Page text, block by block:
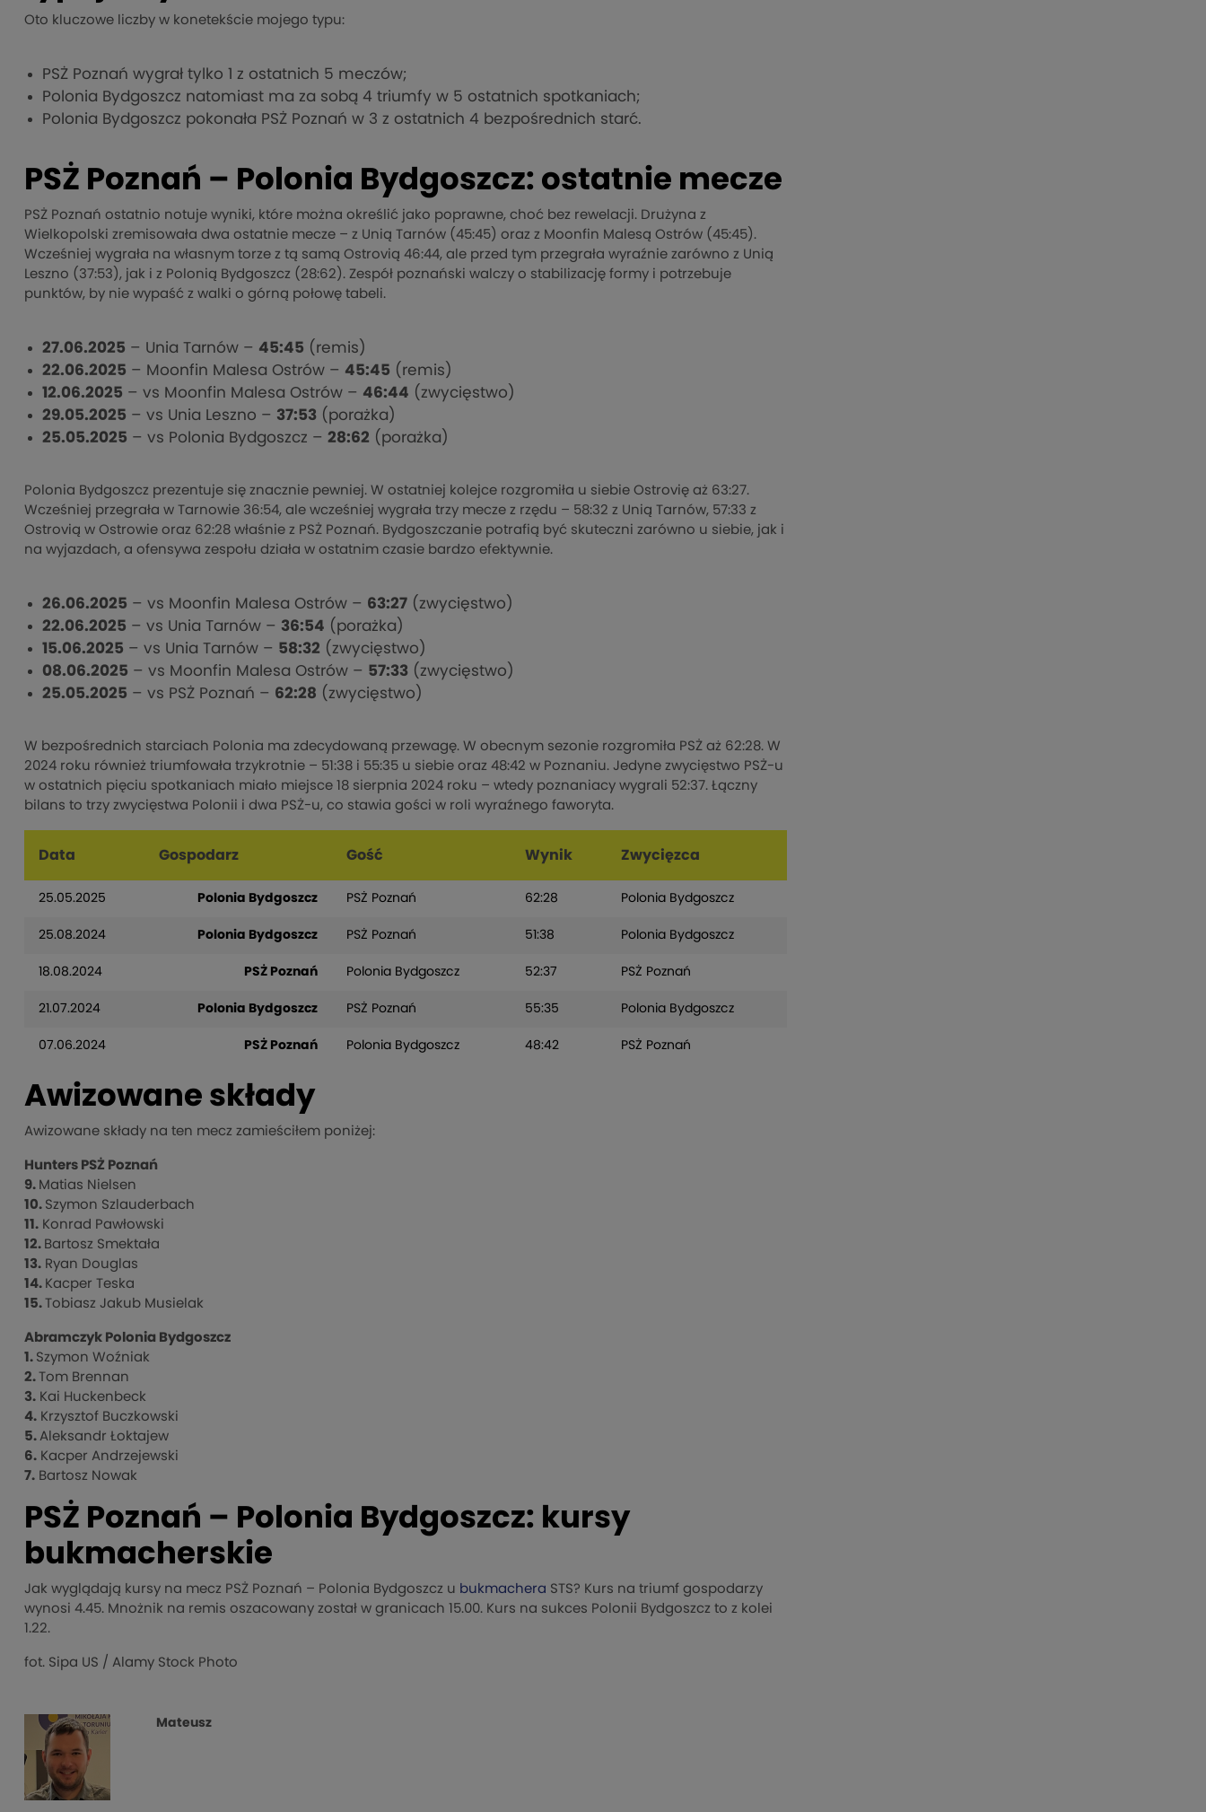
Oto kluczowe liczby w konetekście mojego typu:
PSŻ Poznań wygrał tylko 1 z ostatnich 5 meczów;
Polonia Bydgoszcz natomiast ma za sobą 4 triumfy w 5 ostatnich spotkaniach;
Polonia Bydgoszcz pokonała PSŻ Poznań w 3 z ostatnich 4 bezpośrednich starć.
PSŻ Poznań – Polonia Bydgoszcz: ostatnie mecze
PSŻ Poznań ostatnio notuje wyniki, które można określić jako poprawne, choć bez rewelacji. Drużyna z
Wielkopolski zremisowała dwa ostatnie mecze – z Unią Tarnów (45:45) oraz z Moonfin Malesą Ostrów (45:45).
Wcześniej wygrała na własnym torze z tą samą Ostrovią 46:44, ale przed tym przegrała wyraźnie zarówno z Unią
Leszno (37:53), jak i z Polonią Bydgoszcz (28:62). Zespół poznański walczy o stabilizację formy i potrzebuje
punktów, by nie wypaść z walki o górną połowę tabeli.
27.06.2025 – Unia Tarnów – 45:45 (remis)
22.06.2025 – Moonfin Malesa Ostrów – 45:45 (remis)
12.06.2025 – vs Moonfin Malesa Ostrów – 46:44 (zwycięstwo)
29.05.2025 – vs Unia Leszno – 37:53 (porażka)
25.05.2025 – vs Polonia Bydgoszcz – 28:62 (porażka)
Polonia Bydgoszcz prezentuje się znacznie pewniej. W ostatniej kolejce rozgromiła u siebie Ostrovię aż 63:27.
Wcześniej przegrała w Tarnowie 36:54, ale wcześniej wygrała trzy mecze z rzędu – 58:32 z Unią Tarnów, 57:33 z
Ostrovią w Ostrowie oraz 62:28 właśnie z PSŻ Poznań. Bydgoszczanie potrafią być skuteczni zarówno u siebie, jak i
na wyjazdach, a ofensywa zespołu działa w ostatnim czasie bardzo efektywnie.
26.06.2025 – vs Moonfin Malesa Ostrów – 63:27 (zwycięstwo)
22.06.2025 – vs Unia Tarnów – 36:54 (porażka)
15.06.2025 – vs Unia Tarnów – 58:32 (zwycięstwo)
08.06.2025 – vs Moonfin Malesa Ostrów – 57:33 (zwycięstwo)
25.05.2025 – vs PSŻ Poznań – 62:28 (zwycięstwo)
W bezpośrednich starciach Polonia ma zdecydowaną przewagę. W obecnym sezonie rozgromiła PSŻ aż 62:28. W
2024 roku również triumfowała trzykrotnie – 51:38 i 55:35 u siebie oraz 48:42 w Poznaniu. Jedyne zwycięstwo PSŻ-u
w ostatnich pięciu spotkaniach miało miejsce 18 sierpnia 2024 roku – wtedy poznaniacy wygrali 52:37. Łączny
bilans to trzy zwycięstwa Polonii i dwa PSŻ-u, co stawia gości w roli wyraźnego faworyta.
Data Gospodarz Gość Wynik Zwycięzca
25.05.2025 Polonia Bydgoszcz PSŻ Poznań 62:28 Polonia Bydgoszcz
25.08.2024 Polonia Bydgoszcz PSŻ Poznań 51:38 Polonia Bydgoszcz
18.08.2024 PSŻ Poznań Polonia Bydgoszcz 52:37 PSŻ Poznań
21.07.2024 Polonia Bydgoszcz PSŻ Poznań 55:35 Polonia Bydgoszcz
07.06.2024 PSŻ Poznań Polonia Bydgoszcz 48:42 PSŻ Poznań
Awizowane składy
Awizowane składy na ten mecz zamieściłem poniżej:
Hunters PSŻ Poznań
9. Matias Nielsen
10. Szymon Szlauderbach
11. Konrad Pawłowski
12. Bartosz Smektała
13. Ryan Douglas
14. Kacper Teska
15. Tobiasz Jakub Musielak
Abramczyk Polonia Bydgoszcz
1. Szymon Woźniak
2. Tom Brennan
3. Kai Huckenbeck
4. Krzysztof Buczkowski
5. Aleksandr Łoktajew
6. Kacper Andrzejewski
7. Bartosz Nowak
PSŻ Poznań – Polonia Bydgoszcz: kursy
bukmacherskie
Jak wyglądają kursy na mecz PSŻ Poznań – Polonia Bydgoszcz u bukmachera STS? Kurs na triumf gospodarzy
wynosi 4.45. Mnożnik na remis oszacowany został w granicach 15.00. Kurs na sukces Polonii Bydgoszcz to z kolei
1.22.
fot. Sipa US / Alamy Stock Photo
Mateusz